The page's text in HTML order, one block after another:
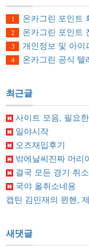
1
온카그린 포인트
2 온카그린 포인트
3
개인정보 및 아이
4 온카그린 공식 텔
최근글
사이트 모음, 필요한
일야시작
오즈재입후기
밖에날씨진짜 머리
결국 모든 경기 취소…
국야 올취소네용
캡틴 김민재의 뮌헨,
새댓글